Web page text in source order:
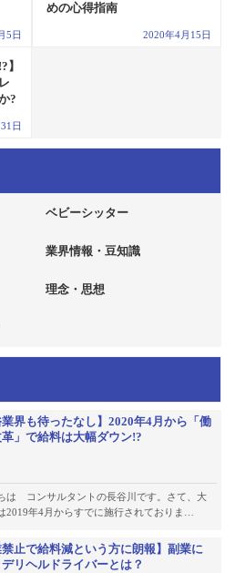
5日
めの心得指南
2020年4月15日
】
?
日
ベビーシッター
業界情報・豆知識
理念・思想
業界も待ったなし】2020年4月から「働
革」で給料は大幅ダウン!?
は コンサルタントの長谷川です。さて、大
2019年4月からすでに施行されておりま…
禁止で給料減という方に朗報】副業に
リヘルドライバーとは？